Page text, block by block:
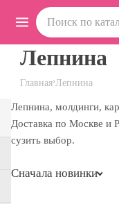
Главная›Лепнина
Лепнина
Лепнина, молдинги,
Доставка по Москве и
сузить выбор.
Сначала новинки